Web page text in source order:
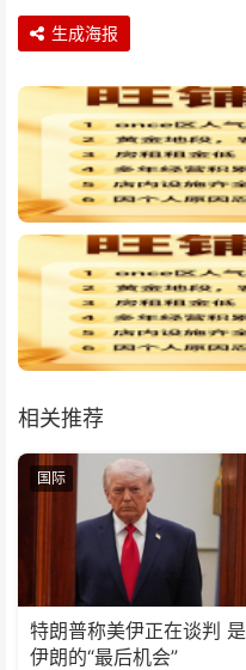
生成海报
相关推荐
国际
特朗普称美伊正在谈判 是
伊朗的“最后机会”